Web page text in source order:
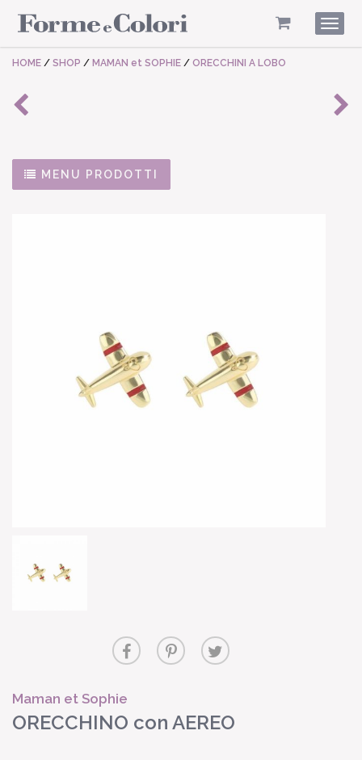
HOME / SHOP / MAMAN et SOPHIE / ORECCHINI A LOBO
MENU PRODOTTI
Maman et Sophie
ORECCHINO con AEREO